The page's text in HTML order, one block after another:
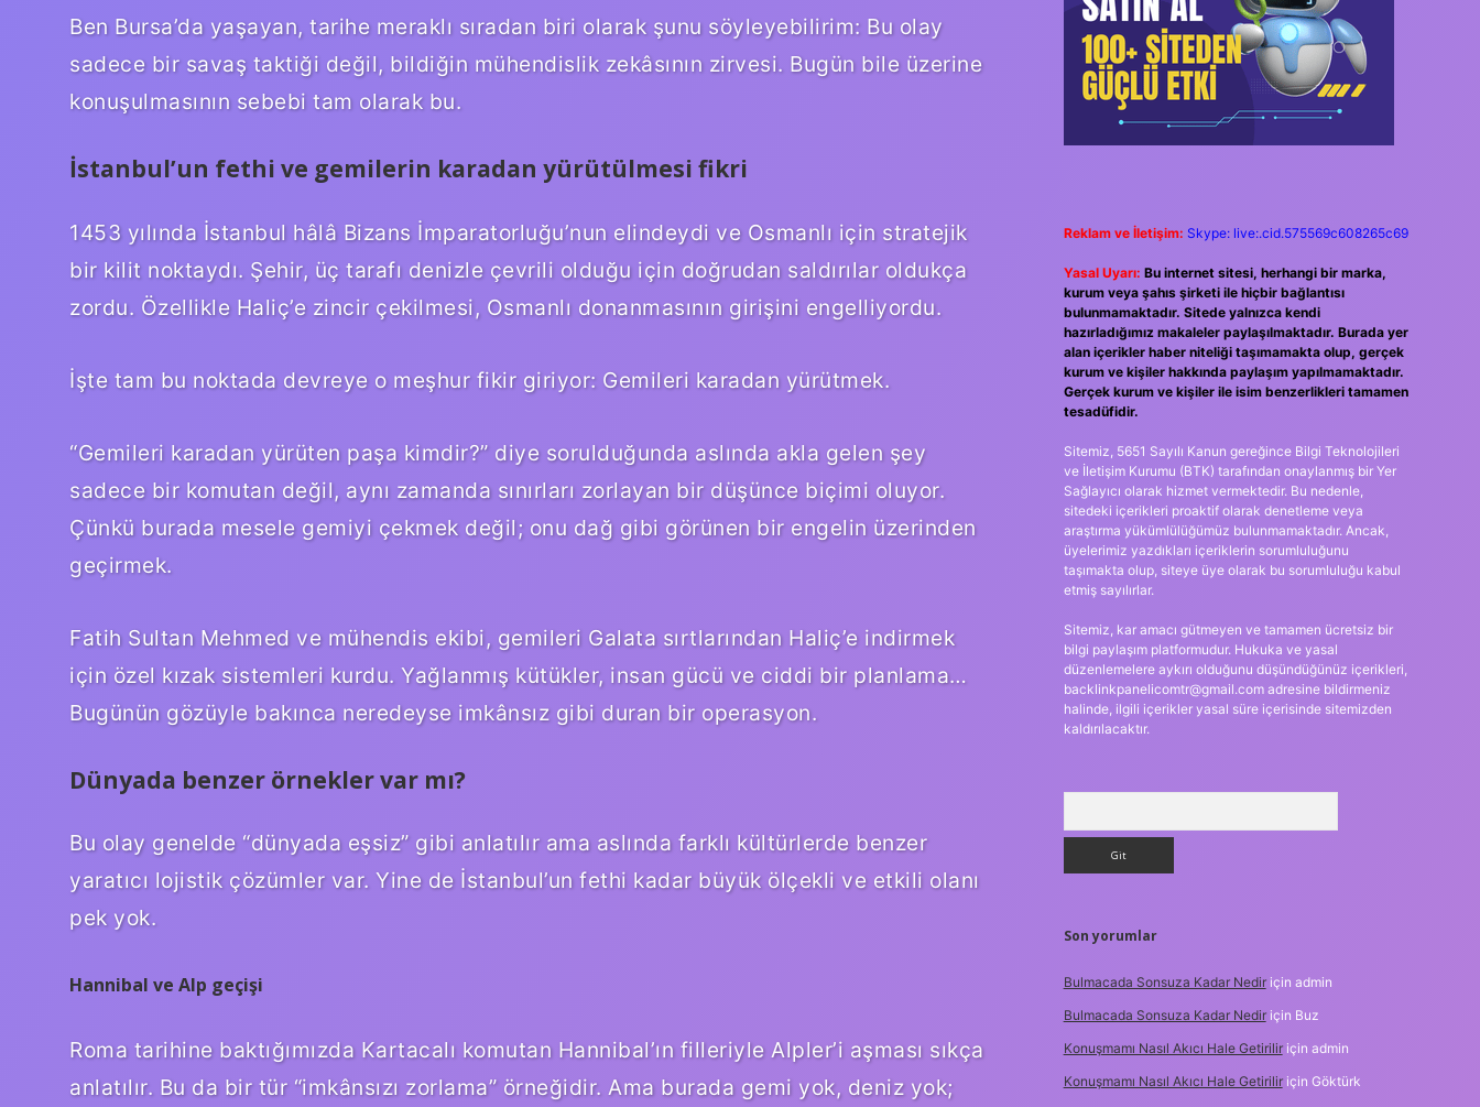
Ben Bursa’da yaşayan, tarihe meraklı sıradan biri olarak şunu söyleyebilirim: Bu olay
sadece bir savaş taktiği değil, bildiğin mühendislik zekâsının zirvesi. Bugün bile üzerine
konuşulmasının sebebi tam olarak bu.
İstanbul’un fethi ve gemilerin karadan yürütülmesi fikri
1453 yılında İstanbul hâlâ Bizans İmparatorluğu’nun elindeydi ve Osmanlı için stratejik
bir kilit noktaydı. Şehir, üç tarafı denizle çevrili olduğu için doğrudan saldırılar oldukça
zordu. Özellikle Haliç’e zincir çekilmesi, Osmanlı donanmasının girişini engelliyordu.
İşte tam bu noktada devreye o meşhur fikir giriyor: Gemileri karadan yürütmek.
“Gemileri karadan yürüten paşa kimdir?” diye sorulduğunda aslında akla gelen şey
sadece bir komutan değil, aynı zamanda sınırları zorlayan bir düşünce biçimi oluyor.
Çünkü burada mesele gemiyi çekmek değil; onu dağ gibi görünen bir engelin üzerinden
geçirmek.
Fatih Sultan Mehmed ve mühendis ekibi, gemileri Galata sırtlarından Haliç’e indirmek
için özel kızak sistemleri kurdu. Yağlanmış kütükler, insan gücü ve ciddi bir planlama…
Bugünün gözüyle bakınca neredeyse imkânsız gibi duran bir operasyon.
Dünyada benzer örnekler var mı?
Bu olay genelde “dünyada eşsiz” gibi anlatılır ama aslında farklı kültürlerde benzer
yaratıcı lojistik çözümler var. Yine de İstanbul’un fethi kadar büyük ölçekli ve etkili olanı
pek yok.
Hannibal ve Alp geçişi
Roma tarihine baktığımızda Kartacalı komutan Hannibal’ın filleriyle Alpler’i aşması sıkça
anlatılır. Bu da bir tür “imkânsızı zorlama” örneğidir. Ama burada gemi yok, deniz yok;
Reklam ve İletişim: Skype: live:.cid.575569c608265c69
Yasal Uyarı: Bu internet sitesi, herhangi bir marka,
kurum veya şahıs şirketi ile hiçbir bağlantısı
bulunmamaktadır. Sitede yalnızca kendi
hazırladığımız makaleler paylaşılmaktadır. Burada yer
alan içerikler haber niteliği taşımamakta olup, gerçek
kurum ve kişiler hakkında paylaşım yapılmamaktadır.
Gerçek kurum ve kişiler ile isim benzerlikleri tamamen
tesadüfidir.
Sitemiz, 5651 Sayılı Kanun gereğince Bilgi Teknolojileri
ve İletişim Kurumu (BTK) tarafından onaylanmış bir Yer
Sağlayıcı olarak hizmet vermektedir. Bu nedenle,
sitedeki içerikleri proaktif olarak denetleme veya
araştırma yükümlülüğümüz bulunmamaktadır. Ancak,
üyelerimiz yazdıkları içeriklerin sorumluluğunu
taşımakta olup, siteye üye olarak bu sorumluluğu kabul
etmiş sayılırlar.
Sitemiz, kar amacı gütmeyen ve tamamen ücretsiz bir
bilgi paylaşım platformudur. Hukuka ve yasal
düzenlemelere aykırı olduğunu düşündüğünüz içerikleri,
backlinkpanelicomtr@gmail.comadresine bildirmeniz
halinde, ilgili içerikler yasal süre içerisinde sitemizden
kaldırılacaktır.
Son yorumlar
Bulmacada Sonsuza Kadar Nediriçin admin
Bulmacada Sonsuza Kadar Nediriçin Buz
Konuşmamı Nasıl Akıcı Hale Getiriliriçin admin
Konuşmamı Nasıl Akıcı Hale Getiriliriçin Göktürk